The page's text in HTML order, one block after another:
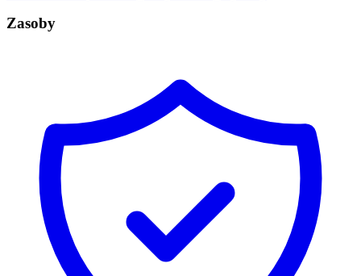
Zasoby